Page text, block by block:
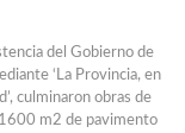
del Gobierno de
‘La Provincia, en
culminaron obras de
m2 de pavimento